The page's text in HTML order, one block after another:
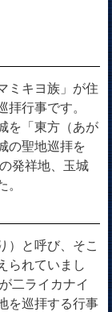
ミキヨ族」が住
行事です。
を「東方（あが
の聖地巡拝を
発祥地、玉城
。
）と呼び、そこ
られていまし
二ライカナイ
を巡拝する行事